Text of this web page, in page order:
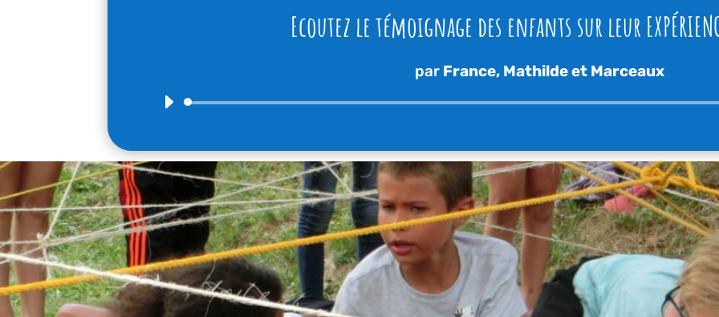
Ecoutez le témoignage des enfants sur leur
par France, Mathilde et Marceaux
Lecteur